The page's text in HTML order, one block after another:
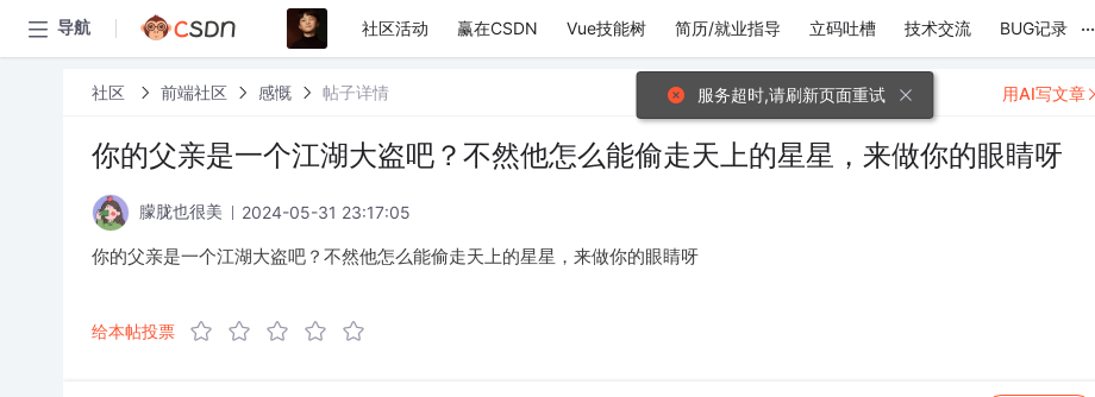
导航 社区活动 赢在CSDN Vue技能树 简历/就业指导 立码吐槽 技术交流 BUG记录 ...
社区 前端社区 感慨 帖子详情
你的父亲是一个江湖大盗吧？不然他怎么能偷走天上的星星，来做你的眼睛呀
朦胧也很美 2024-05-31 23:17:05
你的父亲是一个江湖大盗吧？不然他怎么能偷走天上的星星，来做你的眼睛呀
给本帖投票
用AI写文章
服务超时,请刷新页面重试